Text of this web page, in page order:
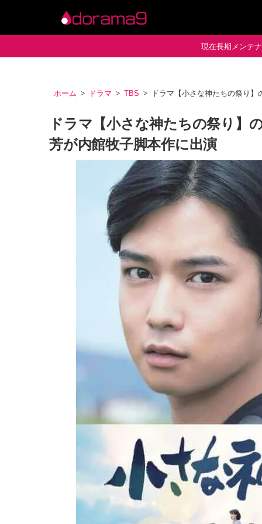
現在長期メンテ
ホーム ドラマ TBS ドラマ【小さな神たちの祭り
ドラマ【小さな神たちの祭り】
芳が内館牧子脚本作に出演